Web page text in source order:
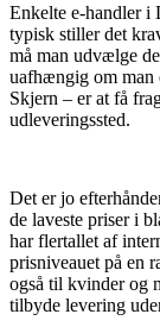
Enkelte e-handler i
typisk stiller det
må man udvælge
uafhængig om man
Skjern – er at få
udleveringssted.
Det er jo
de laveste priser i
har flertallet af
prisniveauet på en
også til kvinder og
tilbyde levering